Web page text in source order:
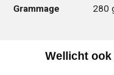
Grammage 280
Wellicht